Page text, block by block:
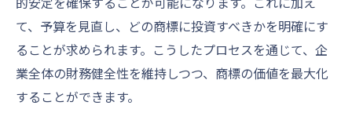
て、予算を見直し、どの商標に投資すべきかを明確にす
ることが求められます。こうしたプロセスを通じて、企
業全体の財務健全性を維持しつつ、商標の価値を最大化
することができます。